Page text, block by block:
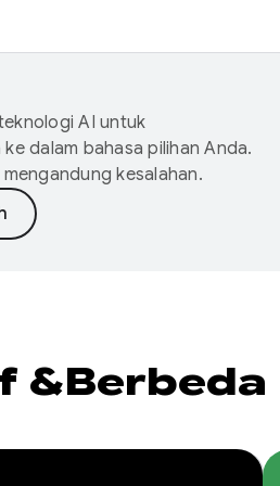
AI untuk
dalam bahasa pilihan Anda.
kesalahan.
&Berbeda